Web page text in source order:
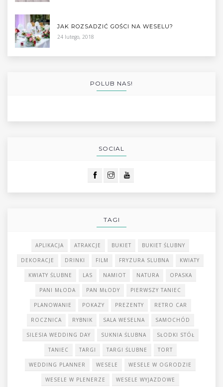
JAK ROZSADZIĆ GOŚCI NA WESELU?
24 lutego, 2018
POLUB NAS!
SOCIAL
TAGI
APLIKACJA ATRAKCJE BUKIET BUKIET ŚLUBNY
DEKORACJE DRINKI FILM FRYZURA SLUBNA KWIATY
KWIATY ŚLUBNE LAS NAMIOT NATURA OPASKA
PANI MŁODA PAN MŁODY PIERWSZY TANIEC
PLANOWANIE POKAZY PREZENTY RETRO CAR
ROCZNICA RYBNIK SALA WESELNA SAMOCHÓD
SILESIA WEDDING DAY SUKNIA ŚLUBNA SŁODKI STÓŁ
TANIEC TARGI TARGI ŚLUBNE TORT
WEDDING PLANNER WESELE WESELE W OGRODZIE
WESELE W PLENERZE WESELE WYJAZDOWE